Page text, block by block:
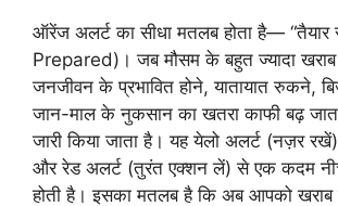
ऑरेंज अलर्ट का सीधा मतलब होता है— “तैयार
Prepared)। जब मौसम के बहुत ज्यादा
जनजीवन के प्रभावित होने, यातायात रुकने,
जान-माल के नुकसान का खतरा काफी बढ़
जारी किया जाता है। यह येलो अलर्ट (नज़र रखें)
और रेड अलर्ट (तुरंत एक्शन लें) से एक कदम
होती है। इसका मतलब है कि अब आपको खराब